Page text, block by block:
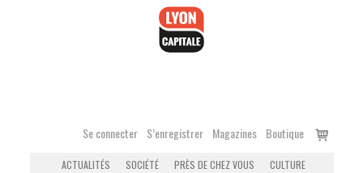
Se connecter S’enregistrer Magazines Boutique
Voir
ACTUALITÉS SOCIÉTÉ PRÈS DE CHEZ VOUS
CULTURE